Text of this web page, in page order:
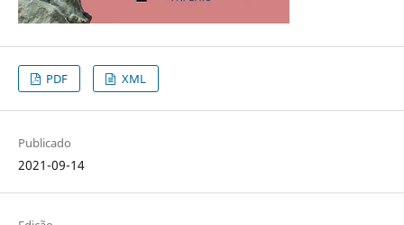
PDF XML
Publicado
2021-09-14